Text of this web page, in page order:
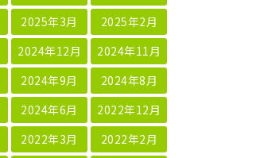
2025年3月
2025年2月
2024年12月
2024年11月
2024年9月
2024年8月
2024年6月
2022年12月
2022年3月
2022年2月